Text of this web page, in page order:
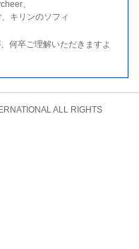
、
キリンのソフィ
何卒ご理解いただきますよ